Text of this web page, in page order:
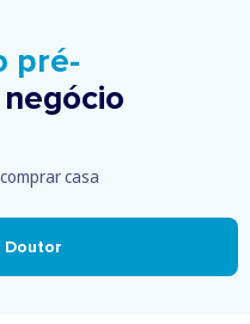
pré-
casa
Doutor